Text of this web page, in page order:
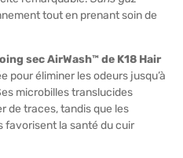
tout en prenant soin de
sec AirWash™ de K18 Hair
pour éliminer les odeurs jusqu’à
microbilles translucides
de traces, tandis que les
favorisent la santé du cuir